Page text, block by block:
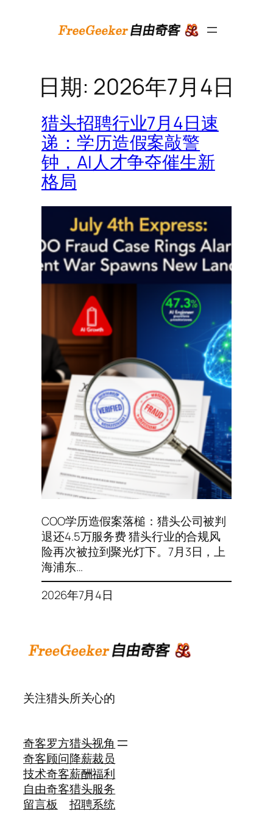
日期: 2026年7月4日
猎头招聘行业7月4日速
递：学历造假案敲警
钟，AI人才争夺催生新
格局
COO学历造假案落槌：猎头公司被判
退还4.5万服务费 猎头行业的合规风
险再次被拉到聚光灯下。7月3日，上
海浦东…
2026年7月4日
关注猎头所关心的
奇客罗方
奇客顾问
技术奇客
自由奇客
留言板
猎头视角
降薪裁员
薪酬福利
猎头服务
招聘系统